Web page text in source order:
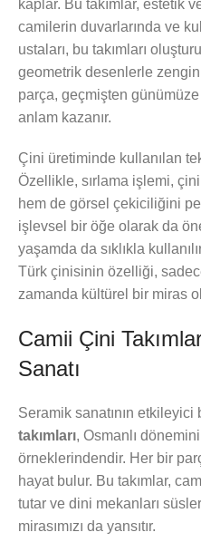
kaplar. Bu takımlar, estetik
camilerin duvarlarında ve
ustaları, bu takımları
geometrik desenlerle
parça, geçmişten günümüze
anlam kazanır.
Çini üretiminde kullanılan
Özellikle, sırlama işlemi,
hem de görsel çekiciliğini
işlevsel bir öğe olarak da
yaşamda da sıklıkla
Türk çinisinin özelliği,
zamanda kültürel bir miras
Camii Çini
Sanatı
Seramik sanatının etkileyici
takımları, Osmanlı
örneklerindendir. Her bir
hayat bulur. Bu takımlar,
tutar ve dini mekanları
mirasımızı da yansıtır.